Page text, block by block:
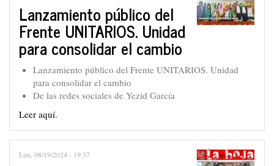
Lanzamiento público del
Frente UNITARIOS. Unidad
para consolidar el cambio
Lanzamiento público del Frente UNITARIOS. Unidad
para consolidar el cambio
De las redes sociales de Yezid García
Leer aquí.
Lun, 08/19/2024 - 19:37